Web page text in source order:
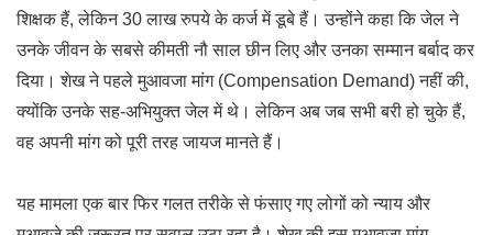
शिक्षक हैं, लेकिन 30 लाख रुपये के कर्ज में डूबे हैं। उन्होंने कहा कि जेल ने
उनके जीवन के सबसे कीमती नौ साल छीन लिए और उनका सम्मान बर्बाद कर
दिया। शेख ने पहले मुआवजा मांग (Compensation Demand) नहीं की,
क्योंकि उनके सह-अभियुक्त जेल में थे। लेकिन अब जब सभी बरी हो चुके हैं,
वह अपनी मांग को पूरी तरह जायज मानते हैं।
यह मामला एक बार फिर गलत तरीके से फंसाए गए लोगों को न्याय और